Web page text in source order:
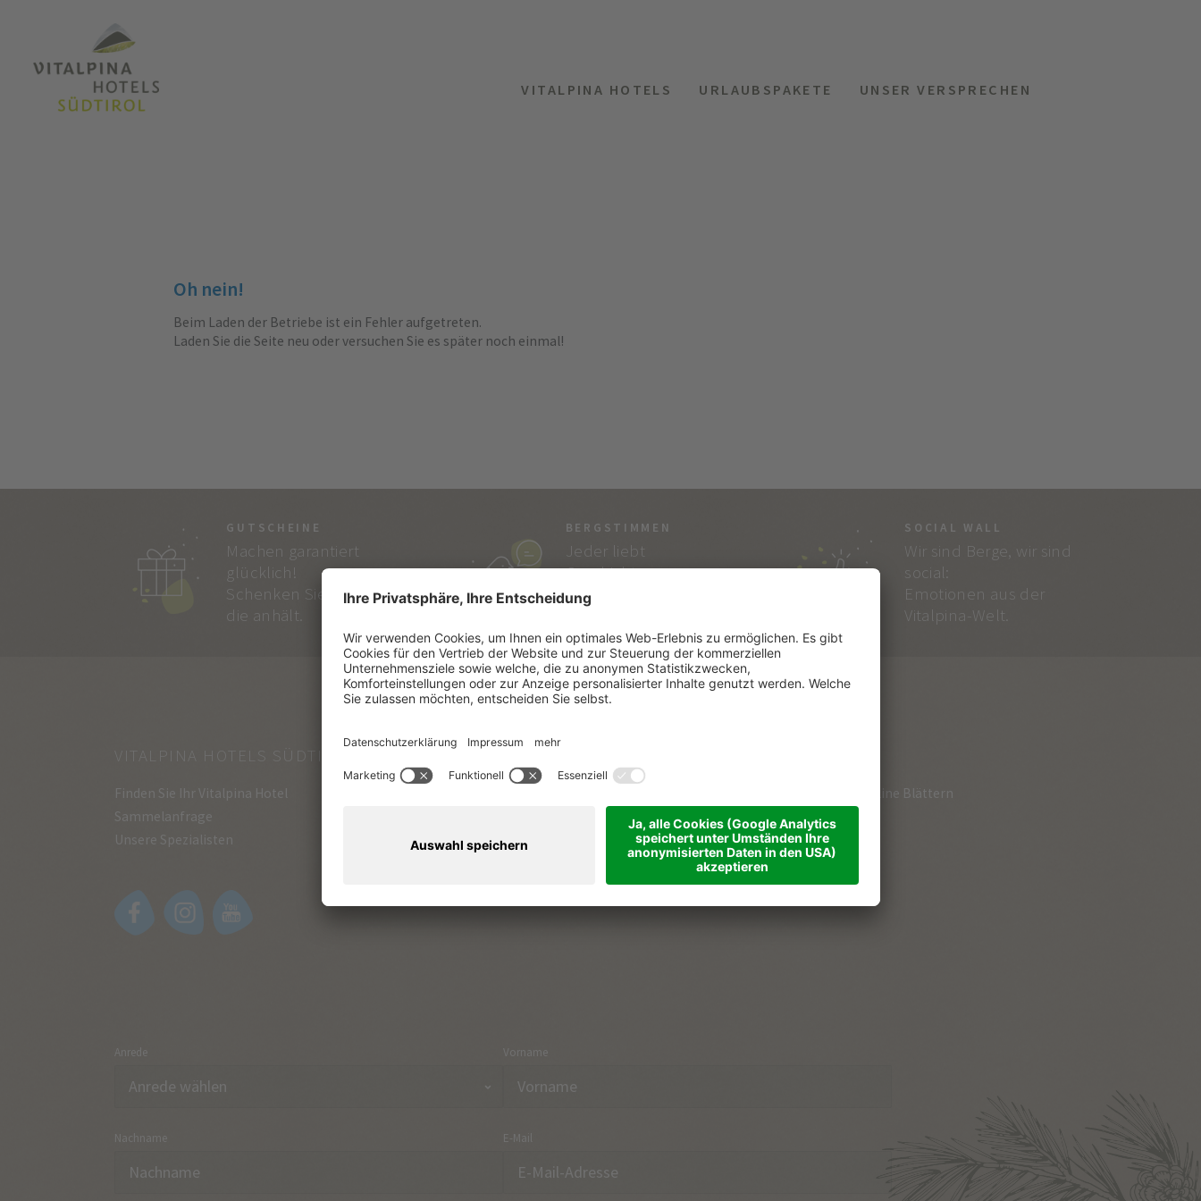
VITALPINA HOTELS URLAUBSPAKETE UNSER VERSPRECHEN
Oh nein!
Beim Laden der Betriebe ist ein Fehler aufgetreten.
Laden Sie die Seite neu oder versuchen Sie es später noch einmal!
GUTSCHEINE
Machen garantiert
glücklich!
Schenken Sie Freude,
die anhält.
BERGSTIMMEN
Jeder liebt
Geschichten…
und die von Vitalpina
SOCIAL WALL
Wir sind Berge, wir sind
social:
Emotionen aus der
Vitalpina-Welt.
VITALPINA HOTELS SÜDTIROL
Finden Sie Ihr Vitalpina Hotel
Sammelanfrage
Unsere Spezialisten
SÜDTIROL
Urlaubsthemen
Kataloge zum Online Blättern
Partner
Anreise
Kontakt
Anrede Vorname
Nachname E-Mail